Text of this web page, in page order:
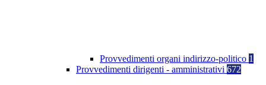
Provvedimenti organi indirizzo-politico 1
Provvedimenti dirigenti - amministrativi 672